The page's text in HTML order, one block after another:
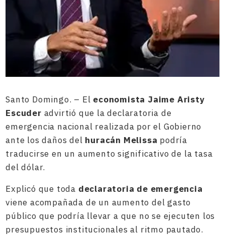
Santo Domingo. – El economista Jaime Aristy
Escuder advirtió que la declaratoria de
emergencia nacional realizada por el Gobierno
ante los daños del huracán Melissa podría
traducirse en un aumento significativo de la tasa
del dólar.
Explicó que toda declaratoria de emergencia
viene acompañada de un aumento del gasto
público que podría llevar a que no se ejecuten los
presupuestos institucionales al ritmo pautado.